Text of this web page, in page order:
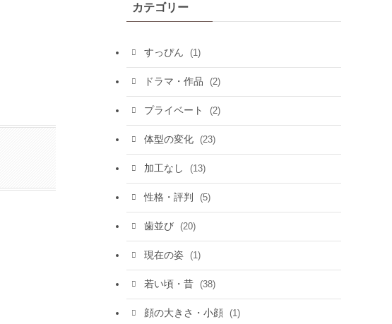
カテゴリー
すっぴん (1)
ドラマ・作品 (2)
プライベート (2)
体型の変化 (23)
加工なし (13)
性格・評判 (5)
歯並び (20)
現在の姿 (1)
若い頃・昔 (38)
顔の大きさ・小顔 (1)